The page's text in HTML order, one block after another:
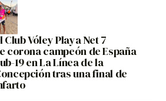
Club Vóley Playa Net 7
corona campeón de España
19 en La Línea de la
tras una final de